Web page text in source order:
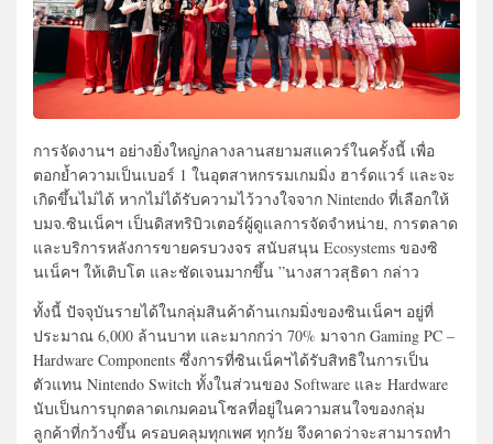
การจัดงานฯ อย่างยิ่งใหญ่กลางลานสยามสแควร์ในครั้งนี้ เพื่อ
ตอกย้ำความเป็นเบอร์ 1 ในอุตสาหกรรมเกมมิ่ง ฮาร์ดแวร์ และจะ
เกิดขึ้นไม่ได้ หากไม่ได้รับความไว้วางใจจาก Nintendo ที่เลือกให้
บมจ.ซินเน็คฯ เป็นดิสทริบิวเตอร์ผู้ดูแลการจัดจำหน่าย, การตลาด
และบริการหลังการขายครบวงจร สนับสนุน Ecosystems ของซิ
นเน็คฯ ให้เติบโต และชัดเจนมากขึ้น ”นางสาวสุธิดา กล่าว
ทั้งนี้ ปัจจุบันรายได้ในกลุ่มสินค้าด้านเกมมิ่งของซินเน็คฯ อยู่ที่
ประมาณ 6,000 ล้านบาท และมากกว่า 70% มาจาก Gaming PC –
Hardware Components ซึ่งการที่ซินเน็คฯได้รับสิทธิในการเป็น
ตัวแทน Nintendo Switch ทั้งในส่วนของ Software และ Hardware
นับเป็นการบุกตลาดเกมคอนโซลที่อยู่ในความสนใจของกลุ่ม
ลูกค้าที่กว้างขึ้น ครอบคลุมทุกเพศ ทุกวัย จึงคาดว่าจะสามารถทำ